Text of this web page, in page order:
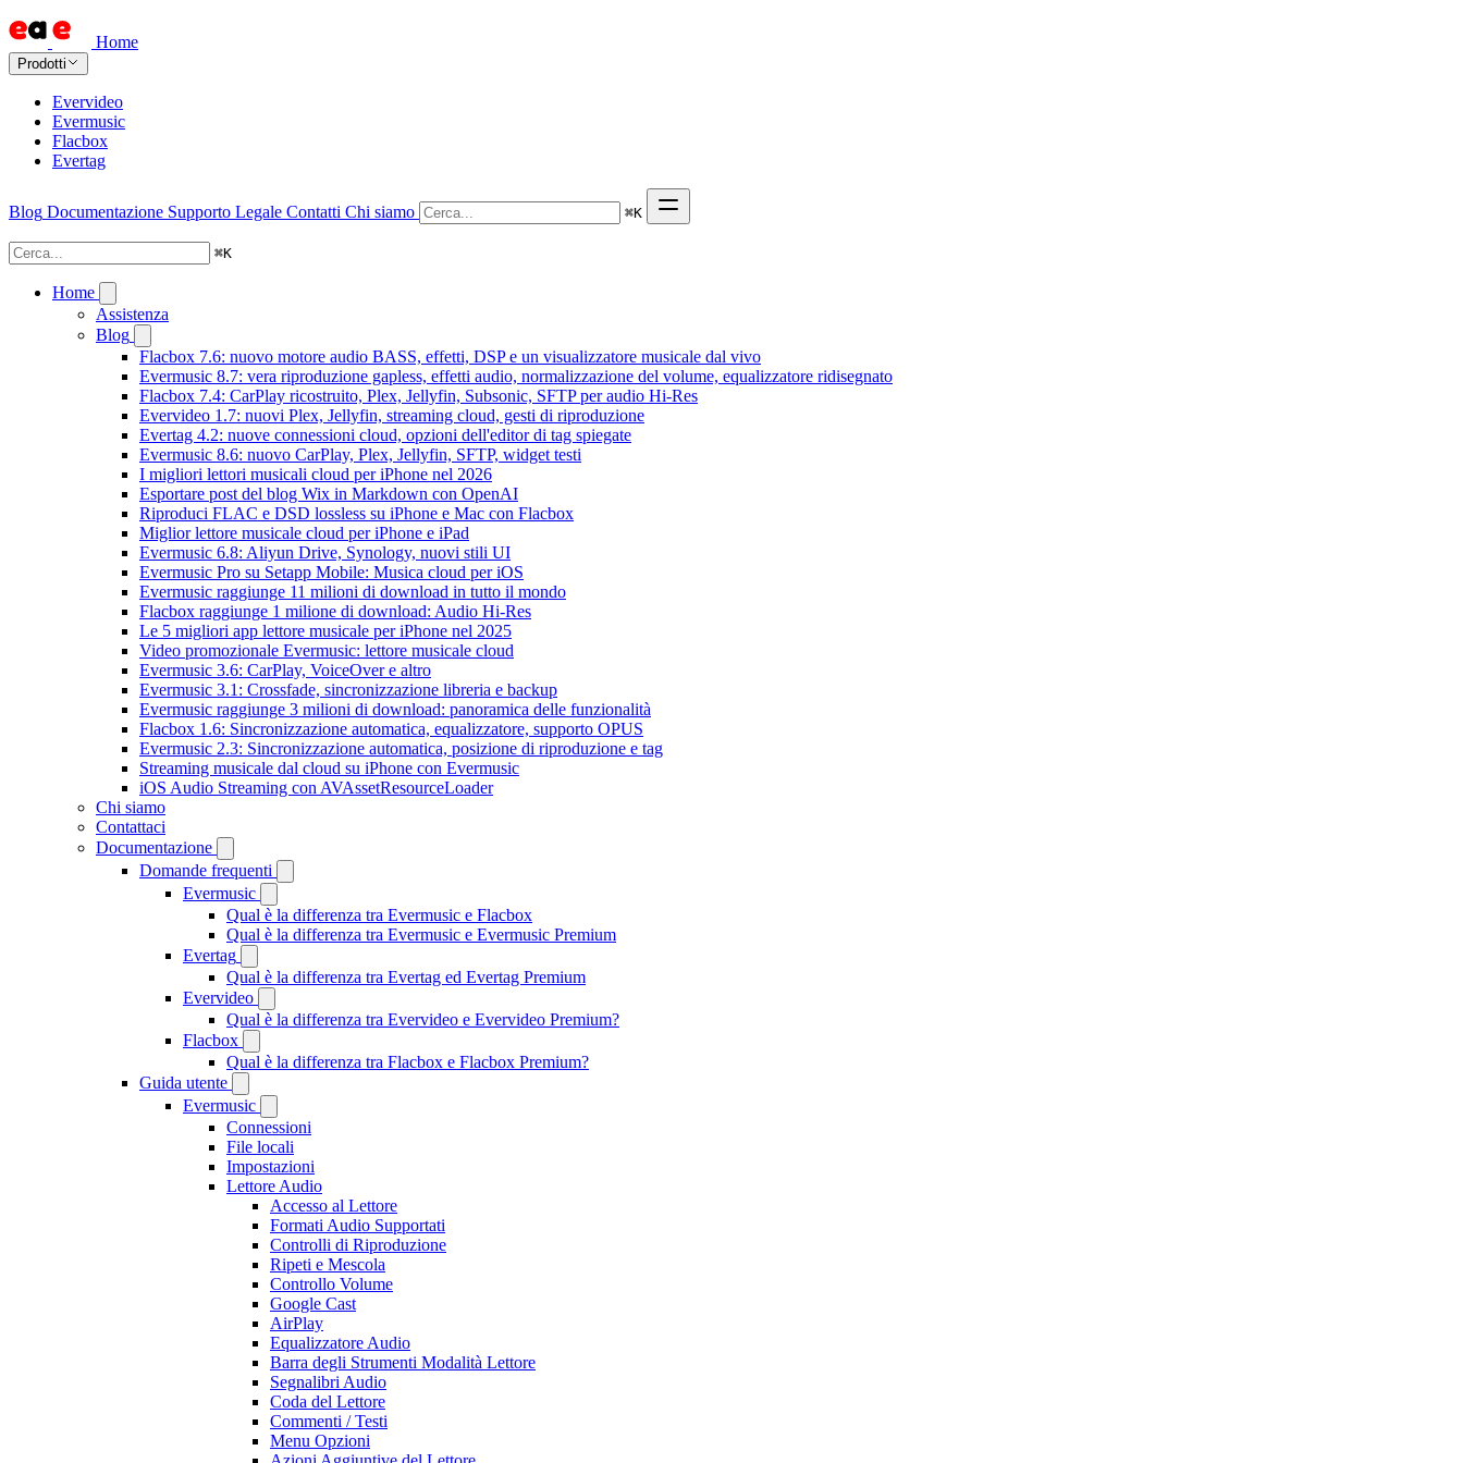
Home
Prodotti
Evervideo
Evermusic
Flacbox
Evertag
Blog Documentazione Supporto Legale Contatti Chi siamo ⌘K
⌘K
Home
Assistenza
Blog
Flacbox 7.6: nuovo motore audio BASS, effetti, DSP e un visualizzatore musicale dal vivo
Evermusic 8.7: vera riproduzione gapless, effetti audio, normalizzazione del volume, equalizzatore ridisegnato
Flacbox 7.4: CarPlay ricostruito, Plex, Jellyfin, Subsonic, SFTP per audio Hi-Res
Evervideo 1.7: nuovi Plex, Jellyfin, streaming cloud, gesti di riproduzione
Evertag 4.2: nuove connessioni cloud, opzioni dell'editor di tag spiegate
Evermusic 8.6: nuovo CarPlay, Plex, Jellyfin, SFTP, widget testi
I migliori lettori musicali cloud per iPhone nel 2026
Esportare post del blog Wix in Markdown con OpenAI
Riproduci FLAC e DSD lossless su iPhone e Mac con Flacbox
Miglior lettore musicale cloud per iPhone e iPad
Evermusic 6.8: Aliyun Drive, Synology, nuovi stili UI
Evermusic Pro su Setapp Mobile: Musica cloud per iOS
Evermusic raggiunge 11 milioni di download in tutto il mondo
Flacbox raggiunge 1 milione di download: Audio Hi-Res
Le 5 migliori app lettore musicale per iPhone nel 2025
Video promozionale Evermusic: lettore musicale cloud
Evermusic 3.6: CarPlay, VoiceOver e altro
Evermusic 3.1: Crossfade, sincronizzazione libreria e backup
Evermusic raggiunge 3 milioni di download: panoramica delle funzionalità
Flacbox 1.6: Sincronizzazione automatica, equalizzatore, supporto OPUS
Evermusic 2.3: Sincronizzazione automatica, posizione di riproduzione e tag
Streaming musicale dal cloud su iPhone con Evermusic
iOS Audio Streaming con AVAssetResourceLoader
Chi siamo
Contattaci
Documentazione
Domande frequenti
Evermusic
Qual è la differenza tra Evermusic e Flacbox
Qual è la differenza tra Evermusic e Evermusic Premium
Evertag
Qual è la differenza tra Evertag ed Evertag Premium
Evervideo
Qual è la differenza tra Evervideo e Evervideo Premium?
Flacbox
Qual è la differenza tra Flacbox e Flacbox Premium?
Guida utente
Evermusic
Connessioni
File locali
Impostazioni
Lettore Audio
Accesso al Lettore
Formati Audio Supportati
Controlli di Riproduzione
Ripeti e Mescola
Controllo Volume
Google Cast
AirPlay
Equalizzatore Audio
Barra degli Strumenti Modalità Lettore
Segnalibri Audio
Coda del Lettore
Commenti / Testi
Menu Opzioni